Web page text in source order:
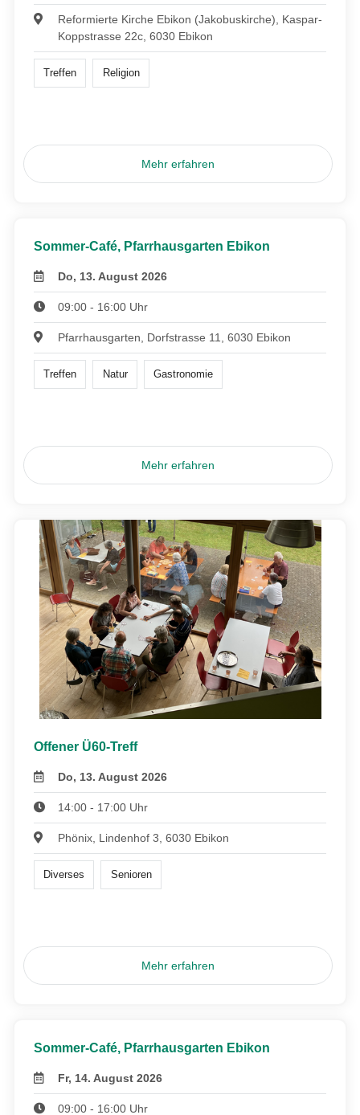
Reformierte Kirche Ebikon (Jakobuskirche), Kaspar-
Koppstrasse 22c, 6030 Ebikon
Treffen Religion
Mehr erfahren
Sommer-Café, Pfarrhausgarten Ebikon
Do, 13. August 2026
09:00 - 16:00 Uhr
Pfarrhausgarten, Dorfstrasse 11, 6030 Ebikon
Treffen Natur Gastronomie
Mehr erfahren
Offener Ü60-Treff
Do, 13. August 2026
14:00 - 17:00 Uhr
Phönix, Lindenhof 3, 6030 Ebikon
Diverses Senioren
Mehr erfahren
Sommer-Café, Pfarrhausgarten Ebikon
Fr, 14. August 2026
09:00 - 16:00 Uhr